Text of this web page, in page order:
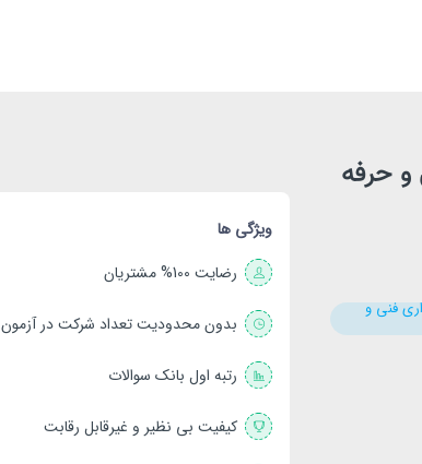
و حرفه
فنی و
ویژگی ها
رضایت 100% مشتریان
بدون محدودیت تعداد شرکت در آزمون
رتبه اول بانک سوالات
کیفیت بی نظیر و غیرقابل رقابت